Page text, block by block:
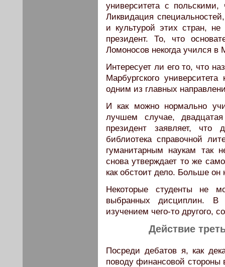
университета с
Ликвидация
и культурой этих стран,
президент. То, что
Ломоносов некогда учился в
Интересует ли его то, что
Марбургского
одним из главных
И как можно нормально
лучшем случае,
президент заявляет,
библиотека справочной
гуманитарным наукам так
снова утверждает то же
как обстоит дело. Больше он
Некоторые студенты не
выбранных дисциплин. В
изучением чего-то другого,
Действие
Посреди дебатов я, как
поводу финансовой стороны